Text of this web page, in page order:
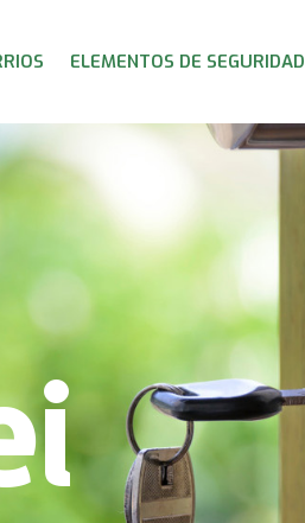
ELEMENTOS DE SEGURIDAD